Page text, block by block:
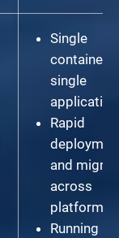
Single
container,
single
application
Rapid
and
across
platforms
Running